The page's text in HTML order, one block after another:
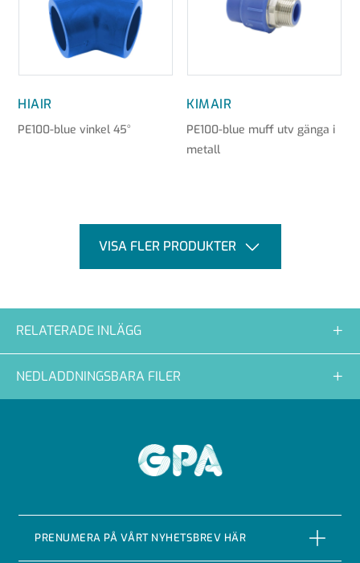
HIAIR
PE100-blue vinkel 45°
KIMAIR
PE100-blue muff utv gänga i
metall
VISA FLER PRODUKTER
RELATERADE INLÄGG
NEDLADDNINGSBARA FILER
PRENUMERA PÅ VÅRT NYHETSBREV HÄR